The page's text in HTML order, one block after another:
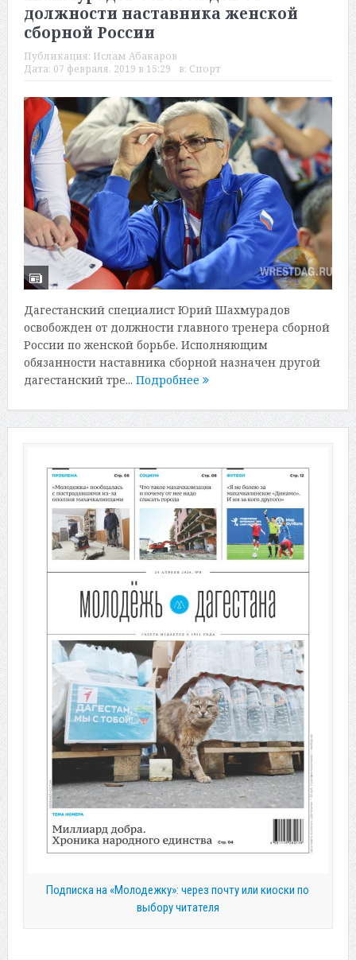
должности наставника женской
сборной России
Публикация: Ислам Абакаров
Дата: 07 февраля, 2019 в 15:29 в: Спорт
Дагестанский специалист Юрий Шахмурадов
освобожден от должности главного тренера сборной
России по женской борьбе. Исполняющим
обязанности наставника сборной назначен другой
дагестанский тре... Подробнее
Подписка на «Молодежку»: через почту или киоски по
выбору читателя